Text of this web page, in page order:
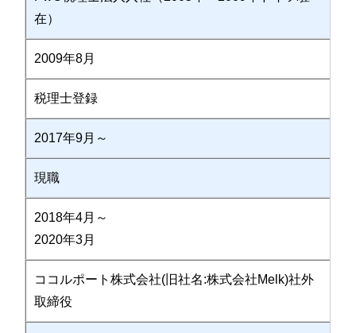
在）
2009年8月
税理士登録
2017年9月～
現職
2018年4月～
2020年3月
ココルポート株式会社(旧社名:株式会社Melk)社外
取締役